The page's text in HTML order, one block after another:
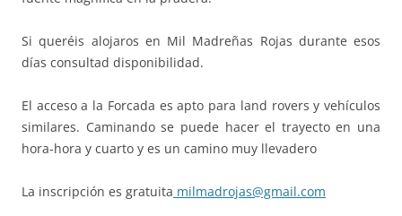
Si queréis alojaros en Mil Madreñas Rojas durante esos
días consultad disponibilidad.
El acceso a la Forcada es apto para land rovers y vehículos
similares. Caminando se puede hacer el trayecto en una
hora-hora y cuarto y es un camino muy llevadero
La inscripción es gratuita milmadrojas@gmail.com